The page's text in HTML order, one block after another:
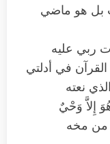
بل هو ماضي
ربي عليه
في أدلتي
نعته
إِلاَّ وَحْيٌ
من مخه